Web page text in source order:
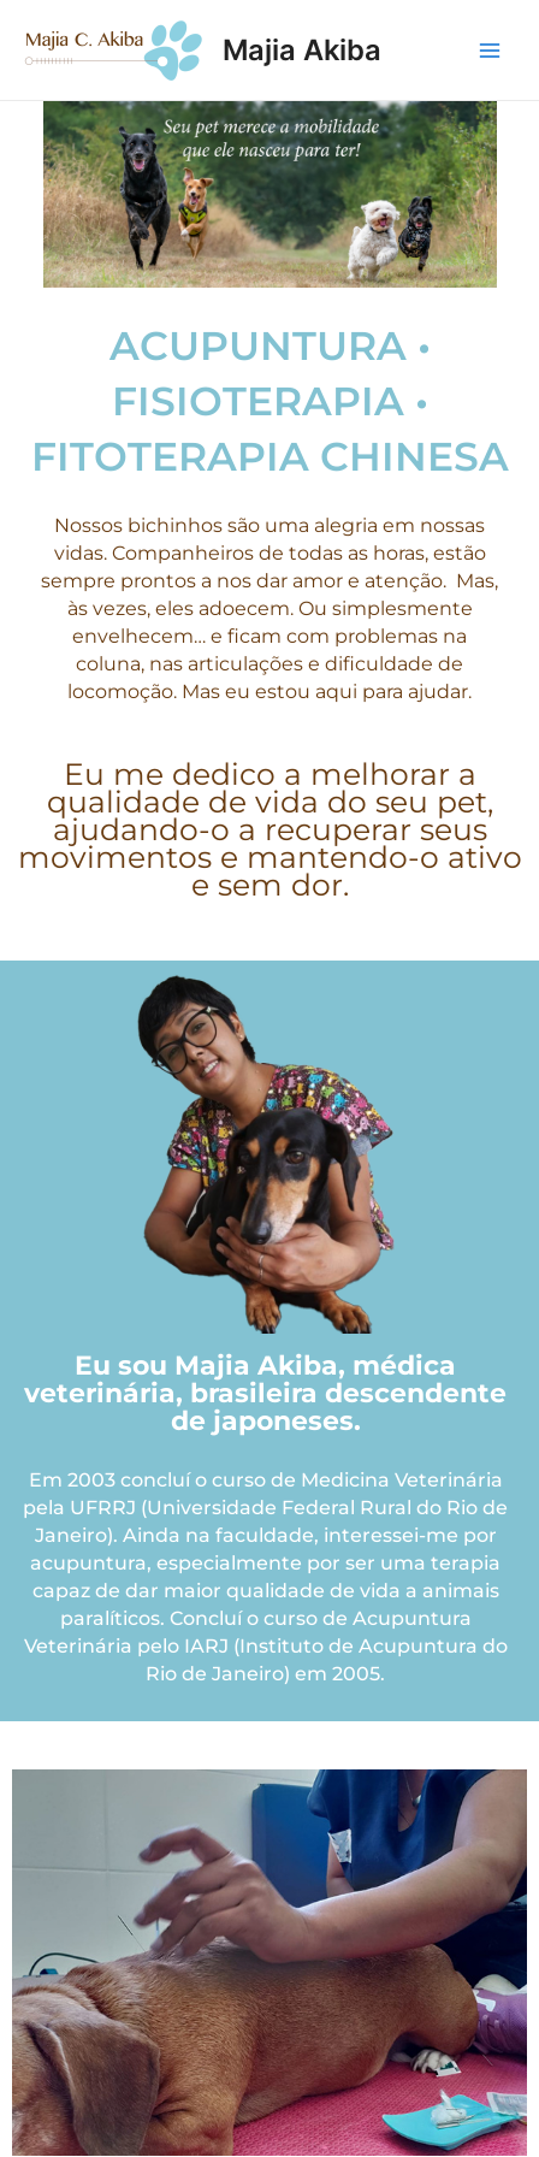
Majia Akiba
ACUPUNTURA •
FISIOTERAPIA •
FITOTERAPIA CHINESA
Nossos bichinhos são uma alegria em nossas
vidas. Companheiros de todas as horas, estão
sempre prontos a nos dar amor e atenção. Mas,
às vezes, eles adoecem. Ou simplesmente
envelhecem… e ficam com problemas na
coluna, nas articulações e dificuldade de
locomoção. Mas eu estou aqui para ajudar.
Eu me dedico a melhorar a
qualidade de vida do seu pet,
ajudando-o a recuperar seus
movimentos e mantendo-o ativo
e sem dor.
Eu sou Majia Akiba, médica
veterinária, brasileira descendente
de japoneses.
Em 2003 concluí o curso de Medicina Veterinária
pela UFRRJ (Universidade Federal Rural do Rio de
Janeiro). Ainda na faculdade, interessei-me por
acupuntura, especialmente por ser uma terapia
capaz de dar maior qualidade de vida a animais
paralíticos. Concluí o curso de Acupuntura
Veterinária pelo IARJ (Instituto de Acupuntura do
Rio de Janeiro) em 2005.